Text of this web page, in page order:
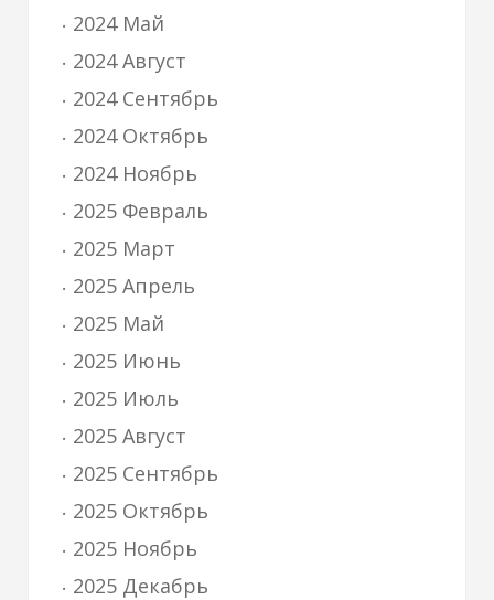
2024 Май
2024 Август
2024 Сентябрь
2024 Октябрь
2024 Ноябрь
2025 Февраль
2025 Март
2025 Апрель
2025 Май
2025 Июнь
2025 Июль
2025 Август
2025 Сентябрь
2025 Октябрь
2025 Ноябрь
2025 Декабрь